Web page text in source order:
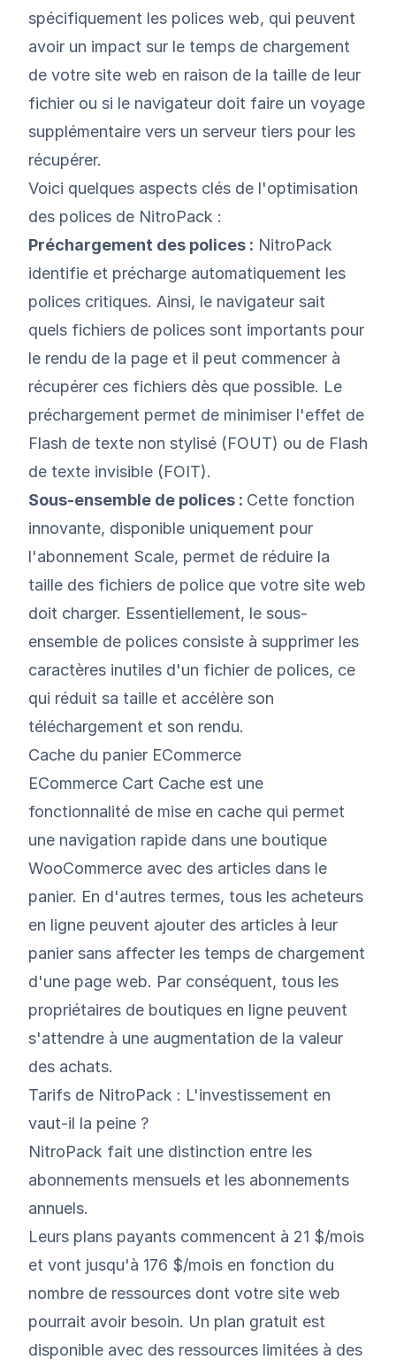
spécifiquement les polices web, qui peuvent
avoir un impact sur le temps de chargement
de votre site web en raison de la taille de leur
fichier ou si le navigateur doit faire un voyage
supplémentaire vers un serveur tiers pour les
récupérer.
Voici quelques aspects clés de l'optimisation
des polices de NitroPack :
Préchargement des polices : NitroPack
identifie et précharge automatiquement les
polices critiques. Ainsi, le navigateur sait
quels fichiers de polices sont importants pour
le rendu de la page et il peut commencer à
récupérer ces fichiers dès que possible. Le
préchargement permet de minimiser l'effet de
Flash de texte non stylisé (FOUT) ou de Flash
de texte invisible (FOIT).
Sous-ensemble de polices : Cette fonction
innovante, disponible uniquement pour
l'abonnement Scale, permet de réduire la
taille des fichiers de police que votre site web
doit charger. Essentiellement, le sous-
ensemble de polices consiste à supprimer les
caractères inutiles d'un fichier de polices, ce
qui réduit sa taille et accélère son
téléchargement et son rendu.
Cache du panier ECommerce
ECommerce Cart Cache est une
fonctionnalité de mise en cache qui permet
une navigation rapide dans une boutique
WooCommerce avec des articles dans le
panier. En d'autres termes, tous les acheteurs
en ligne peuvent ajouter des articles à leur
panier sans affecter les temps de chargement
d'une page web. Par conséquent, tous les
propriétaires de boutiques en ligne peuvent
s'attendre à une augmentation de la valeur
des achats.
Tarifs de NitroPack : L'investissement en
vaut-il la peine ?
NitroPack fait une distinction entre les
abonnements mensuels et les abonnements
annuels.
Leurs plans payants commencent à 21 $/mois
et vont jusqu'à 176 $/mois en fonction du
nombre de ressources dont votre site web
pourrait avoir besoin. Un plan gratuit est
disponible avec des ressources limitées à des